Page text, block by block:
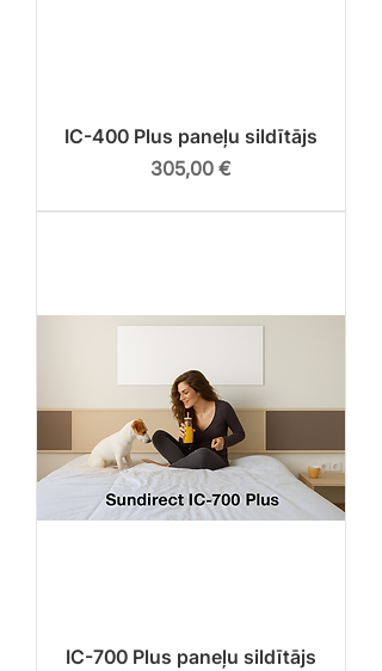
IC-400 Plus paneļu sildītājs
Cena
305,00 €
IC-700 Plus paneļu sildītājs